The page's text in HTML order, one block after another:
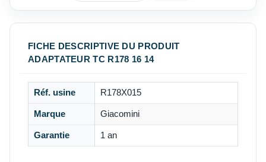
FICHE DESCRIPTIVE DU PRODUIT
ADAPTATEUR TC R178 16 14
Réf. usine R178X015
Marque Giacomini
Garantie 1 an